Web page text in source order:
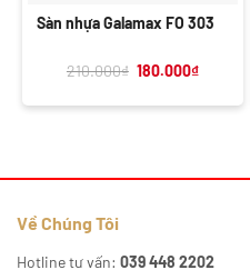
Sàn nhựa Galamax FO 303
210.000₫ Giá
210.000₫.
180.000₫Giá
là:
Về Chúng Tôi
Hotline tư vấn: 039 448 2202